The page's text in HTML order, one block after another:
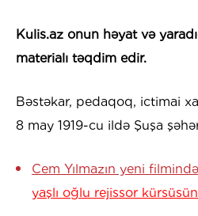
Kulis.az onun həyat və
materialı təqdim edir.
Bəstəkar, pedaqoq, ictimai
8 may 1919-cu ildə Şuşa
Cem Yılmazın yeni
yaşlı oğlu rejissor